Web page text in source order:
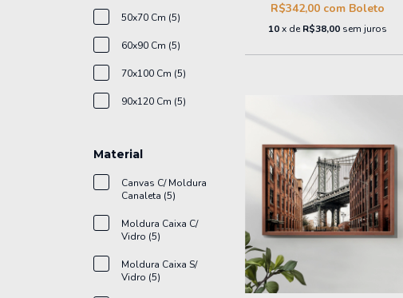
50x70 Cm (5)
60x90 Cm (5)
70x100 Cm (5)
90x120 Cm (5)
Material
Canvas C/ Moldura
Canaleta (5)
Moldura Caixa C/
Vidro (5)
Moldura Caixa S/
Vidro (5)
R$342,00 com Boleto
10 x de R$38,00 sem juros